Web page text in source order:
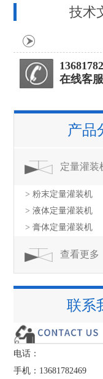
技术
在线客
产品
定量灌装
> 粉末定量灌装机
> 液体定量灌装机
> 膏体定量灌装机
查看更多
联系
电话：
手机：13681782469